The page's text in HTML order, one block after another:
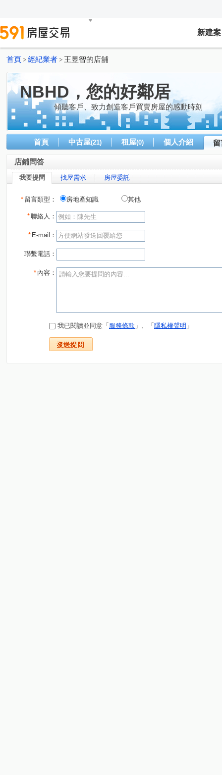
新建案
首頁 > 經紀業者 > 王昱智的店舖
NBHD，您的好鄰居
傾聽客戶、致力創造客戶買賣房屋的感動時刻
首頁 中古屋(21) 租屋(0) 個人介紹
店鋪問答
我要提問 找屋需求 房屋委託
* 留言類型： 房地產知識 其他
*聯絡人：
* E-mail：
聯繫電話：
* 內容：
我已閱讀並同意「 服務條款 」、「 隱私權聲明 」